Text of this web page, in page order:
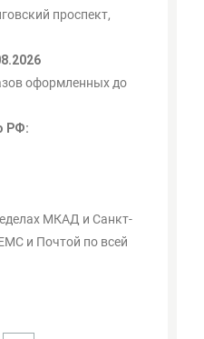
проспект,
оформленных до
РФ:
МКАД и Санкт-
и Почтой по всей